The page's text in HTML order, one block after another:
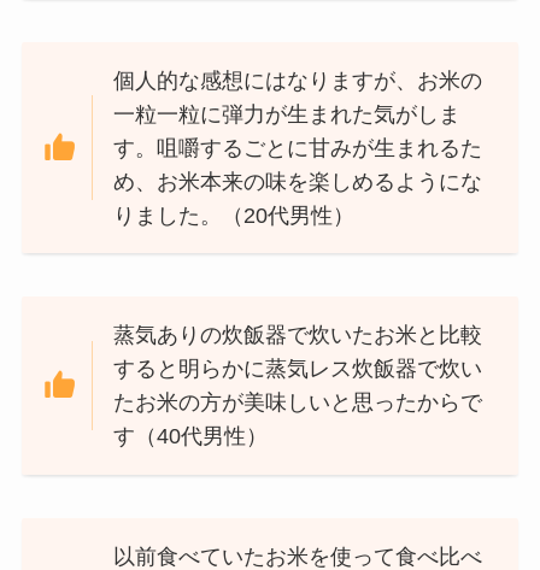
個人的な感想にはなりますが、お米の
一粒一粒に弾力が生まれた気がしま
す。咀嚼するごとに甘みが生まれるた
め、お米本来の味を楽しめるようにな
りました。（20代男性）
蒸気ありの炊飯器で炊いたお米と比較
すると明らかに蒸気レス炊飯器で炊い
たお米の方が美味しいと思ったからで
す（40代男性）
以前食べていたお米を使って食べ比べ